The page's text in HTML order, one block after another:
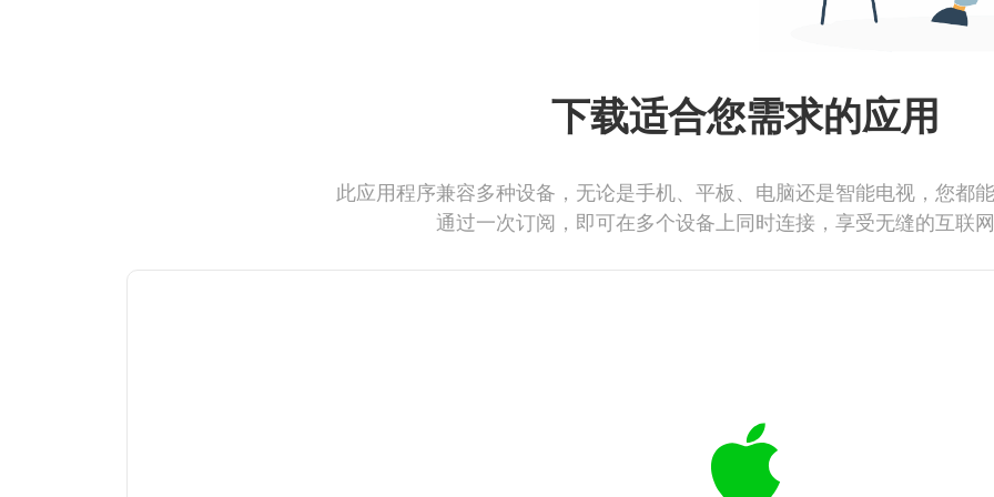
下载适合您需求的应用
此应用程序兼容多种设备，无论是手机、平板、电脑还是智能电视，您都
通过一次订阅，即可在多个设备上同时连接，享受无缝的互联